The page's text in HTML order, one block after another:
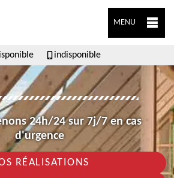
MENU
indisponible
24h/24 sur 7j/7 en cas
d'urgence
RÉALISATIONS